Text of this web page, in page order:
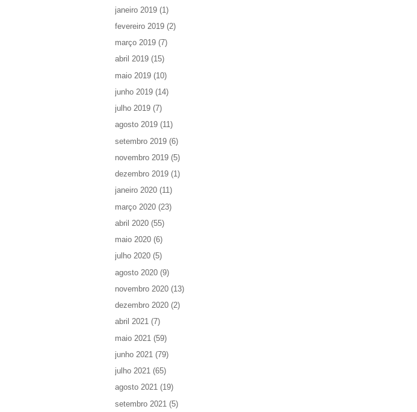
janeiro 2019 (1)
fevereiro 2019 (2)
março 2019 (7)
abril 2019 (15)
maio 2019 (10)
junho 2019 (14)
julho 2019 (7)
agosto 2019 (11)
setembro 2019 (6)
novembro 2019 (5)
dezembro 2019 (1)
janeiro 2020 (11)
março 2020 (23)
abril 2020 (55)
maio 2020 (6)
julho 2020 (5)
agosto 2020 (9)
novembro 2020 (13)
dezembro 2020 (2)
abril 2021 (7)
maio 2021 (59)
junho 2021 (79)
julho 2021 (65)
agosto 2021 (19)
setembro 2021 (5)